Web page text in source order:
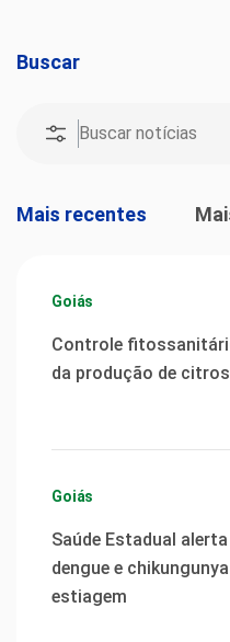
Buscar
Mais recentes
Goiás
Controle
da produção de
Goiás
Saúde Estadual
dengue e
estiagem